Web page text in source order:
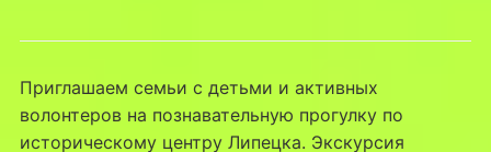
Приглашаем семьи с детьми и активных
волонтеров на познавательную прогулку по
историческому центру Липецка. Экскурсия